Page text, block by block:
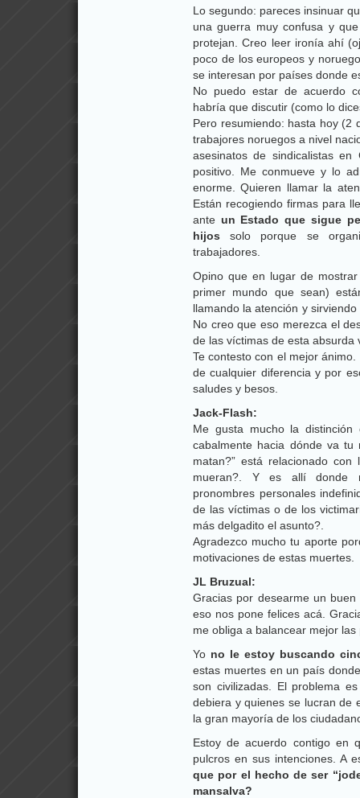
Lo segundo: pareces insinuar
una guerra muy confusa y
protejan. Creo leer ironía ahí
poco de los europeos y
se interesan por países donde
No puedo estar de acuerdo
habría que discutir (como lo
Pero resumiendo: hasta hoy (2
trabajores noruegos a nivel
asesinatos de sindicalistas
positivo. Me conmueve y lo
enorme. Quieren llamar la
Están recogiendo firmas para
ante un Estado que sigue
hijos solo porque se
trabajadores.
Opino que en lugar de
primer mundo que sean)
llamando la atención y
No creo que eso merezca el
de las víctimas de esta absurda
Te contesto con el mejor
de cualquier diferencia y por
saludes y besos.
Jack-Flash:
Me gusta mucho la
cabalmente hacia dónde va tu
matan?” está relacionado
mueran?. Y es allí donde
pronombres personales
de las víctimas o de los
más delgadito el asunto?.
Agradezco mucho tu aporte
motivaciones de estas muertes.
JL Bruzual:
Gracias por desearme un
eso nos pone felices acá.
me obliga a balancear mejor
Yo no le estoy buscando
estas muertes en un país
son civilizadas. El problema
debiera y quienes se lucran de
la gran mayoría de los
Estoy de acuerdo contigo en
pulcros en sus intenciones. A
que por el hecho de ser
mansalva?